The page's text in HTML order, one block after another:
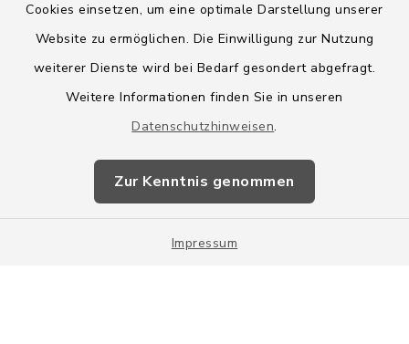
Cookies einsetzen, um eine optimale Darstellung unserer
Website zu ermöglichen. Die Einwilligung zur Nutzung
weiterer Dienste wird bei Bedarf gesondert abgefragt.
Weitere Informationen finden Sie in unseren
Datenschutzhinweisen.
Zur Kenntnis genommen
Impressum
Barrierefreiheit
Impressum
Sitemap